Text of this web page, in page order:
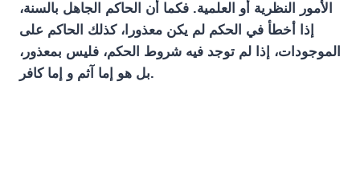
الأمور النظرية أو العلمية. فكما أن الحاكم الجاهل بالسنة،
إذا أخطأ في الحكم لم يكن معذورا، كذلك الحاكم على
الموجودات، إذا لم توجد فيه شروط الحكم، فليس بمعذور،
بل هو إما آثم و إما كافر.